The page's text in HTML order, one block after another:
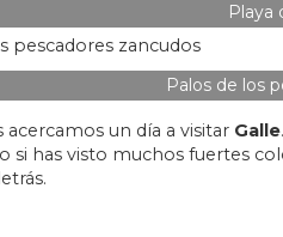
Playa
Palos de los
acercamos un día a visitar Galle
si has visto muchos fuertes